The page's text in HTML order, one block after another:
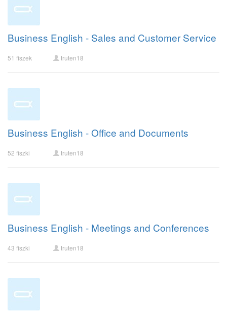
Business English - Sales and Customer Service
51 fiszek truten18
Business English - Office and Documents
52 fiszki truten18
Business English - Meetings and Conferences
43 fiszki truten18